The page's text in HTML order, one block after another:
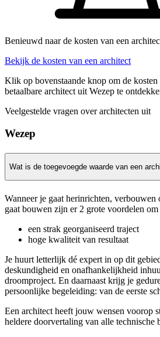
Benieuwd naar de kosten van een
Bekijk de kosten van een architect
Klik op bovenstaande knop om de kosten
betaalbare architect uit Wezep te
Veelgestelde vragen over architecten uit
Wezep
Wat is de toegevoegde waarde van een
Wanneer je gaat herinrichten, verbouwen
gaat bouwen zijn er 2 grote voordelen
een strak georganiseerd traject
hoge kwaliteit van resultaat
Je huurt letterlijk dé expert in op dit
deskundigheid en onafhankelijkheid
droomproject. En daarnaast krijg je
persoonlijke begeleiding: van de eerste
Een architect heeft jouw wensen voorop
heldere doorvertaling van alle technische